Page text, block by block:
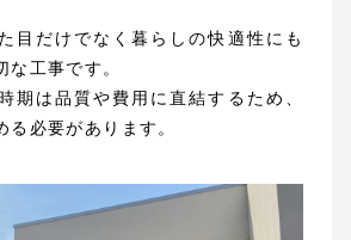
目だけでなく暮らしの快適性にも
な工事です。
期は品質や費用に直結するため、
る必要があります。